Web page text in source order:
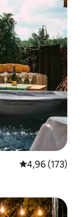
Gemiddelde
4,96 (173)